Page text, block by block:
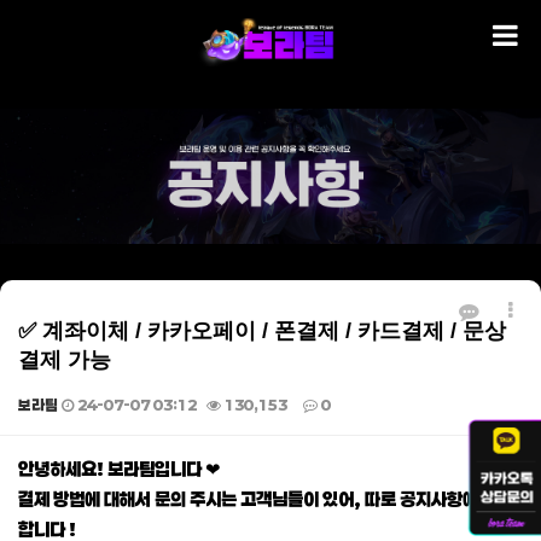
✅ 계좌이체 / 카카오페이 / 폰결제 / 카드결제 / 문상
결제 가능
보라팀 24-07-07 03:12 130,153 0
본문
안녕하세요! 보라팀입니다 ❤
결제 방법에 대해서 문의 주시는 고객님들이 있어, 따로 공지사항에 게재
합니다 !